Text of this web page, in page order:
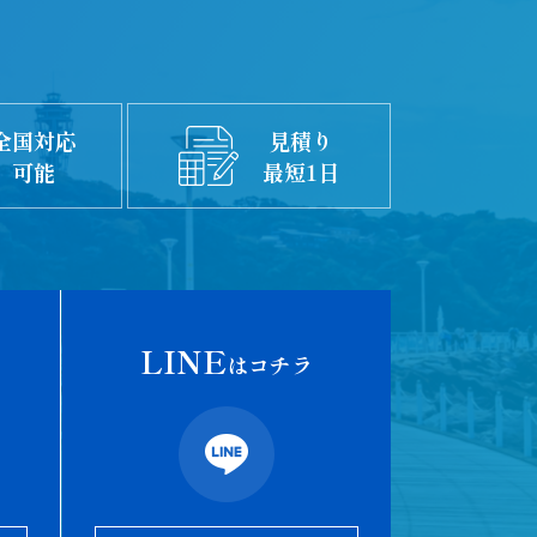
国対応
可能
見積り
最短1日
LINEはコチラ